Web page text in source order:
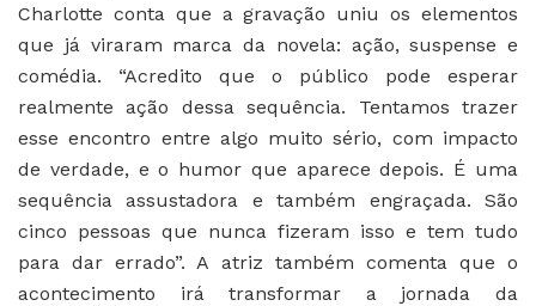
Charlotte conta que a gravação uniu os elementos
que já viraram marca da novela: ação, suspense e
comédia. “Acredito que o público pode esperar
realmente ação dessa sequência. Tentamos trazer
esse encontro entre algo muito sério, com impacto
de verdade, e o humor que aparece depois. É uma
sequência assustadora e também engraçada. São
cinco pessoas que nunca fizeram isso e tem tudo
para dar errado”. A atriz também comenta que o
acontecimento irá transformar a jornada da